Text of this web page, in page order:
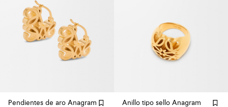
Pendientes de aro Anagram
Anillo tipo sello Anagram